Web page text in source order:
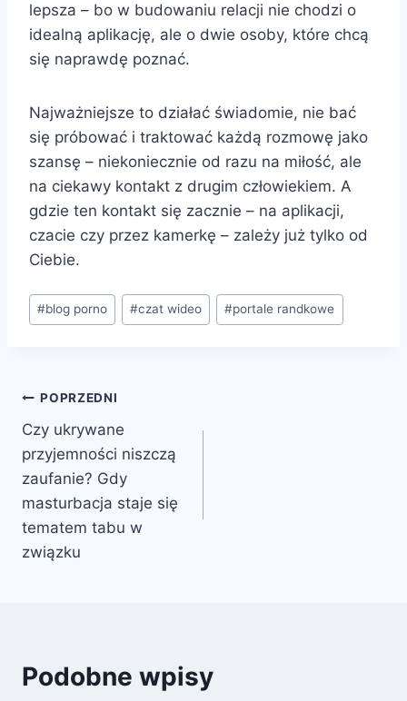
lepsza – bo w budowaniu relacji nie chodzi o
idealną aplikację, ale o dwie osoby, które chcą
się naprawdę poznać.
Najważniejsze to działać świadomie, nie bać
się próbować i traktować każdą rozmowę jako
szansę – niekoniecznie od razu na miłość, ale
na ciekawy kontakt z drugim człowiekiem. A
gdzie ten kontakt się zacznie – na aplikacji,
czacie czy przez kamerkę – zależy już tylko od
Ciebie.
Tagi
wpisu:
#blog porno #czat wideo #portale randkowe
Nawigacja
wpisu
POPRZEDNI
Czy ukrywane
przyjemności niszczą
zaufanie? Gdy
masturbacja staje się
tematem tabu w
związku
Podobne wpisy